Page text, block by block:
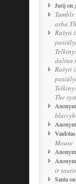
Jurijon
arba
Rašyti
dalina
Rašyti
The
Vaidotas
Mouse
ir
Santaon